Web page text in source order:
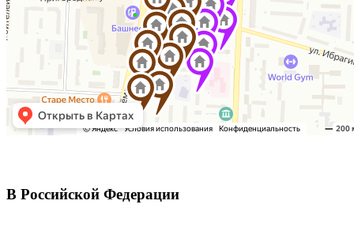
В Российской Федерации